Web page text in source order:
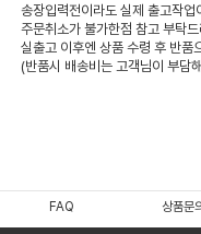
송장입력전이라도 실제 출고작업
주문취소가 불가한점 참고 부탁드
실출고 이후엔 상품 수령 후 반품
(반품시 배송비는 고객님이 부담
FAQ 상품문